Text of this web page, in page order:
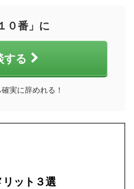
０番」に
する
実に辞めれる！
リット３選